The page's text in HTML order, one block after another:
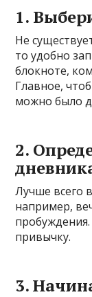
1.
Не
то удобно
блокноте,
Главное,
можно было
2.
Лучше всего
например,
привычку.
3.